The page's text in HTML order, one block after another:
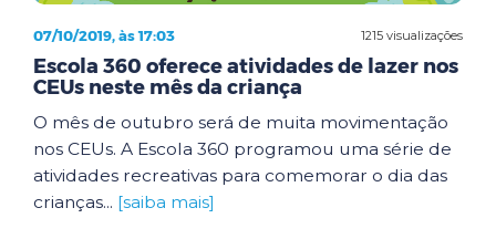
1215 visualizações
07/10/2019, às 17:03
Escola 360 oferece atividades de lazer nos
CEUs neste mês da criança
O mês de outubro será de muita movimentação
nos CEUs. A Escola 360 programou uma série de
atividades recreativas para comemorar o dia das
crianças... [saiba mais]